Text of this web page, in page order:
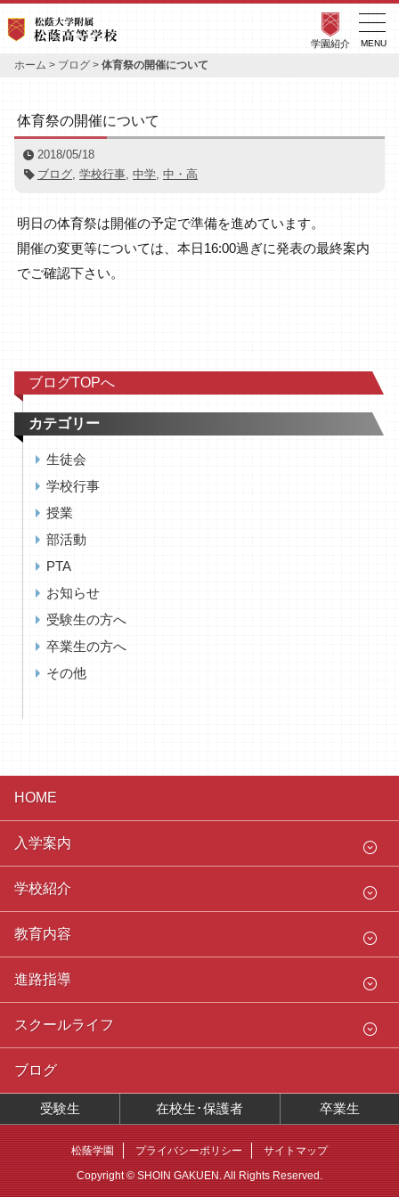
学園紹介
ホーム > ブログ > 体育祭の開催について
体育祭の開催について
2018/05/18
ブログ, 学校行事, 中学, 中・高
明日の体育祭は開催の予定で準備を進めています。
開催の変更等については、本日16:00過ぎに発表の最終案内
でご確認下さい。
ブログTOPへ
カテゴリー
生徒会
学校行事
授業
部活動
PTA
お知らせ
受験生の方へ
卒業生の方へ
その他
HOME
入学案内
学校紹介
教育内容
進路指導
スクールライフ
ブログ
受験生 在校生･保護者 卒業生
松蔭学園 プライバシーポリシー
サイトマップ
Copyright © SHOIN GAKUEN. All Rights Reserved.
MENU